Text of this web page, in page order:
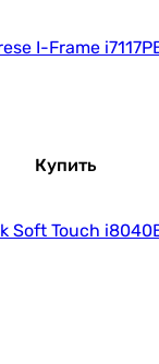
I-Frame
Купить
Soft Touch